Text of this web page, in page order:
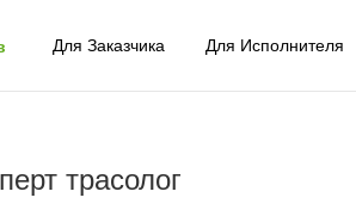
Для Заказчика Для Исполнителя
трасолог